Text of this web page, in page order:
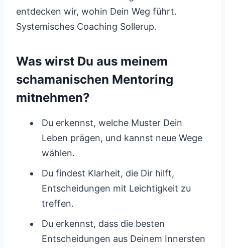
entdecken wir, wohin Dein Weg führt.
Systemisches Coaching Sollerup.
Was wirst Du aus meinem
schamanischen Mentoring
mitnehmen?
Du erkennst, welche Muster Dein
Leben prägen, und kannst neue Wege
wählen.
Du findest Klarheit, die Dir hilft,
Entscheidungen mit Leichtigkeit zu
treffen.
Du erkennst, dass die besten
Entscheidungen aus Deinem Innersten